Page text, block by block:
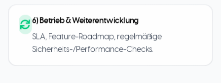
6) Betrieb & Weiterentwicklung
SLA, Feature-Roadmap, regelmäßige
Sicherheits-/Performance-Checks.